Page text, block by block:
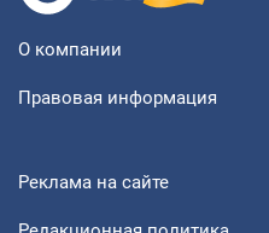
О компании
Правовая информация
Реклама на сайте